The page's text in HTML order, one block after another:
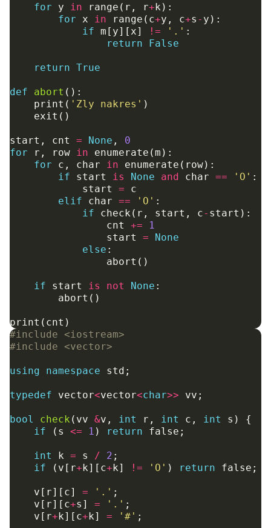
for y in range ( r , r+k ):
for
x in range ( c+y , c+s - y ):
if m [ y][ x] != '.' :
return
False
return True
def abort ():
print ( 'Zly nakres' )
exit ()
start , cnt = None ,
0
for
r , row in enumerate (m ):
for
c , char in enumerate ( row):
if
start is None and char == 'O' :
start
=
c
elif
char == 'O' :
if
check ( r , start , c- start ):
cnt
+=
1
start
=
None
else :
abort ()
if start is not None :
abort ()
print ( cnt )
#include <iostream>
#include <vector>
using namespace std ;
typedef vector<vector<char>> vv ;
bool check ( vv &v , int r , int c , int s )
{
if
( s <= 1 ) return false ;
int k = s / 2 ;
if
( v [ r+k][ c+k] != 'O' ) return false ;
v [ r][ c] = '.' ;
v [ r][ c+s ] = '.' ;
v [ r+k][ c+k] = '#' ;